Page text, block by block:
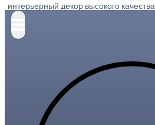
интерьерный декор высокого качества